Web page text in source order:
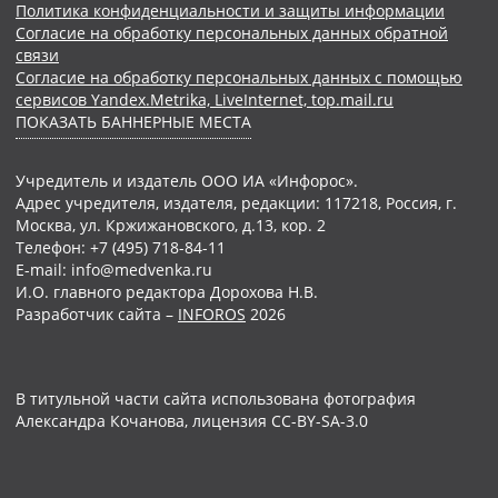
Политика конфиденциальности и защиты информации
Согласие на обработку персональных данных обратной
связи
Согласие на обработку персональных данных с помощью
сервисов Yandex.Metrika, LiveInternet, top.mail.ru
ПОКАЗАТЬ БАННЕРНЫЕ МЕСТА
Учредитель и издатель ООО ИА «Инфорос».
Адрес учредителя, издателя, редакции: 117218, Россия, г.
Москва, ул. Кржижановского, д.13, кор. 2
Телефон: +7 (495) 718-84-11
E-mail: info@medvenka.ru
И.О. главного редактора Дорохова Н.В.
Разработчик сайта – INFOROS 2026
В титульной части сайта использована фотография
Александра Кочанова, лицензия CC-BY-SA-3.0